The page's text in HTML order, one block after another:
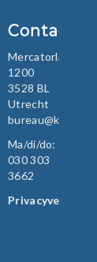
Contact
Mercatorlaan
1200
3528 BL
Utrecht
bureau@kamg.nl
Ma/di/do:
030 303
3662
Privacyverklaring